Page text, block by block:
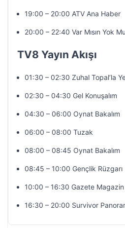
19:00 – 20:00 ATV Ana Haber
20:00 – 22:40 Var Mısın Yok
TV8 Yayın Akışı
01:30 – 02:30 Zuhal Topal’la
02:30 – 04:30 Gel Konuşalım
04:30 – 06:00 Oynat Bakalım
06:00 – 08:00 Tuzak
08:00 – 08:45 Oynat Bakalım
08:45 – 10:00 Gençlik Rüzgarı
10:00 – 16:30 Gazete Magazin
16:30 – 20:00 Survivor